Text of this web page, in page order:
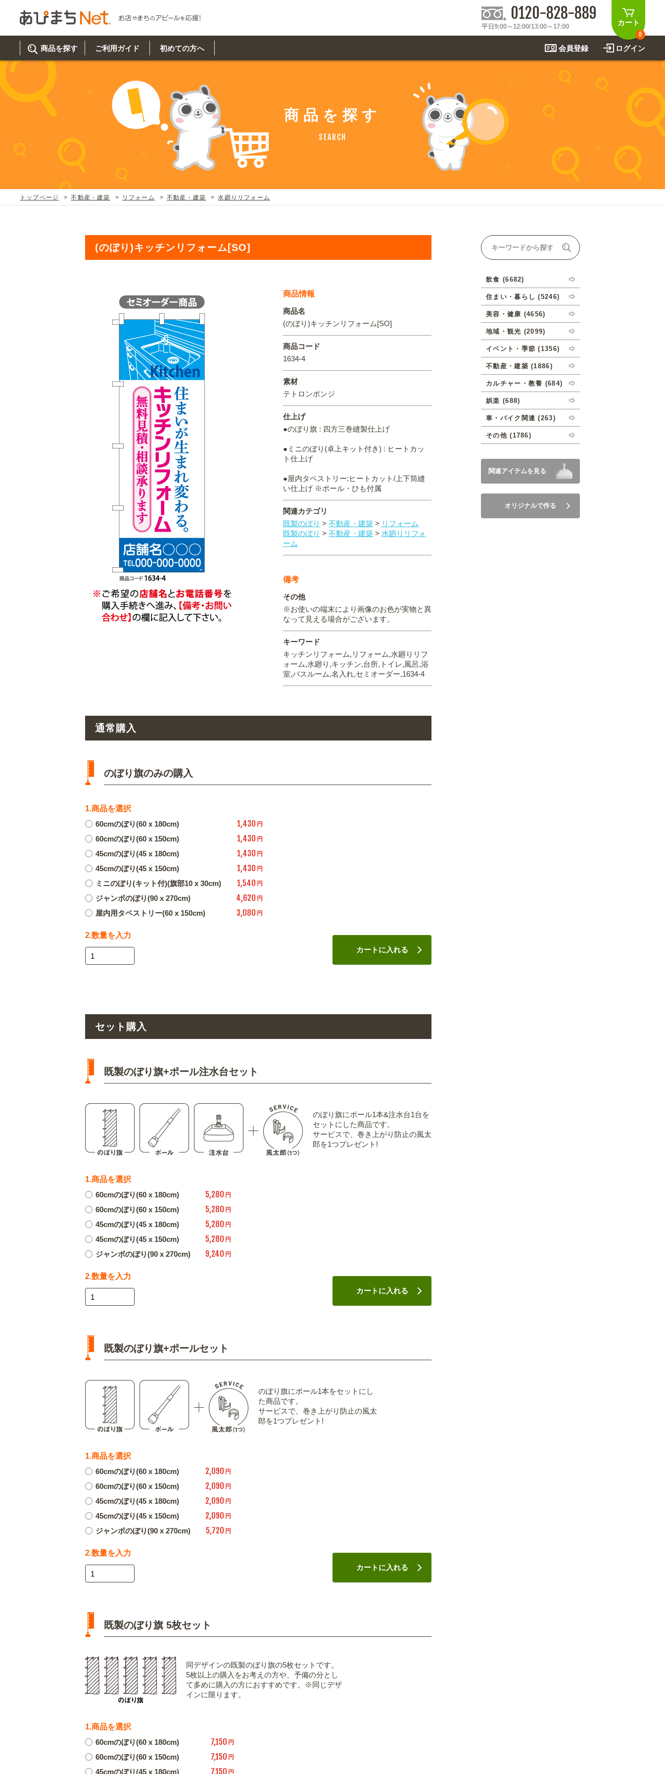
カート
0
0120-828-889
平日9:00～12:00/13:00～17:00
ログイン
会員登録
商品を探す
駐車場
住まい・暮らし
美容・健康 地域・観光
イベント・季節
カルチャー・教養 娯楽
関連アイテムを見る
オリジナルオーダーについて
ご利用ガイド
ご利用ガイド トップ
取り扱い商品一覧
既製デザイン商品注文方法
オリジナルオーダー注文方法
お届け納期と配送方法
初めての方へ
初めての方へ トップ
商品について
お客様の声
よくある質問
オリジナルオーダー制作事例
商品を探す
SEARCH
トップページ 不動産・建築 リフォーム 不動産・建築 水廻りリフォーム
(のぼり)キッチンリフォーム[SO]
商品情報
商品名
(のぼり)キッチンリフォーム[SO]
商品コード
1634-4
素材
テトロンポンジ
仕上げ
●のぼり旗 : 四方三巻縫製仕上げ
●ミニのぼり(卓上キット付き) : ヒートカッ
ト仕上げ
●屋内タペストリー:ヒートカット/上下筒縫
い仕上げ ※ポール・ひも付属
関連カテゴリ
既製のぼり > 不動産・建築 > リフォーム
既製のぼり > 不動産・建築 > 水廻りリフォ
ーム
備考
その他
※お使いの端末により画像のお色が実物と異
なって見える場合がございます。
キーワード
キッチンリフォーム,リフォーム,水廻りリフ
ォーム,水廻り,キッチン,台所,トイレ,風呂,浴
室,バスルーム,名入れ,セミオーダー,1634-4
通常購入
のぼり旗のみの購入
1.商品を選択
60cmのぼり(60 x 180cm)
1,430 円
60cmのぼり(60 x 150cm) 1,430 円
45cmのぼり(45 x 180cm) 1,430 円
45cmのぼり(45 x 150cm) 1,430 円
ミニのぼり(キット付)(旗部10 x 30cm) 1,540 円
ジャンボのぼり(90 x 270cm) 4,620 円
屋内用タペストリー(60 x 150cm) 3,080 円
2.数量を入力
カートに入れる
セット購入
既製のぼり旗+ポール注水台セット
のぼり旗にポール1本&注水台1台を
セットにした商品です。
サービスで、巻き上がり防止の風太
郎を1つプレゼント!
1.商品を選択
60cmのぼり(60 x 180cm)
5,280 円
60cmのぼり(60 x 150cm) 5,280 円
45cmのぼり(45 x 180cm) 5,280 円
45cmのぼり(45 x 150cm) 5,280 円
ジャンボのぼり(90 x 270cm) 9,240 円
2.数量を入力
カートに入れる
既製のぼり旗+ポールセット
のぼり旗にポール1本をセットにし
た商品です。
サービスで、巻き上がり防止の風太
郎を1つプレゼント!
1.商品を選択
60cmのぼり(60 x 180cm)
2,090 円
60cmのぼり(60 x 150cm) 2,090 円
45cmのぼり(45 x 180cm) 2,090 円
45cmのぼり(45 x 150cm) 2,090 円
ジャンボのぼり(90 x 270cm) 5,720 円
2.数量を入力
カートに入れる
既製のぼり旗 5枚セット
同デザインの既製のぼり旗の5枚セットです。
5枚以上の購入をお考えの方や、予備の分とし
て多めに購入の方におすすめです。※同じデザ
インに限ります。
1.商品を選択
60cmのぼり(60 x 180cm)
7,150 円
60cmのぼり(60 x 150cm) 7,150 円
45cmのぼり(45 x 180cm) 7,150 円
飲食 (6682)
住まい・暮らし (5246)
美容・健康 (4656)
地域・観光 (2099)
イベント・季節 (1356)
不動産・建築 (1886)
カルチャー・教養 (684)
娯楽 (688)
車・バイク関連 (263)
その他 (1786)
関連アイテムを見る
オリジナルで作る